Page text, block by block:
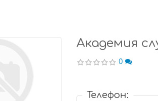
Академия
0
Телефон: